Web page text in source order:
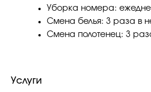
Уборка номера:
Смена белья: 3 раза в
Смена полотенец: 3
Услуги